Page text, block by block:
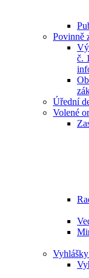
Povinně
č.
Úřední
Volené